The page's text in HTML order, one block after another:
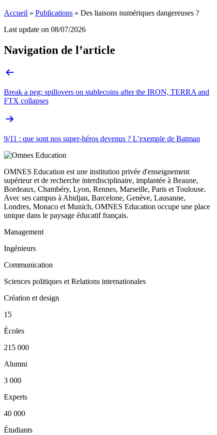
Accueil » Publications » Des liaisons numériques dangereuses ?
Last update on 08/07/2026
Navigation de l’article
Break a peg: spillovers on stablecoins after the IRON, TERRA and
FTX collapses
9/11 : que sont nos super-héros devenus ? L’exemple de Batman
OMNES Education est une institution privée d'enseignement
supérieur et de recherche interdisciplinaire, implantée à Beaune,
Bordeaux, Chambéry, Lyon, Rennes, Marseille, Paris et Toulouse.
Avec ses campus à Abidjan, Barcelone, Genève, Lausanne,
Londres, Monaco et Munich, OMNES Education occupe une place
unique dans le paysage éducatif français.
Management
Ingénieurs
Communication
Sciences politiques et Relations internationales
Création et design
15
Écoles
215 000
Alumni
3 000
Experts
40 000
Étudiants